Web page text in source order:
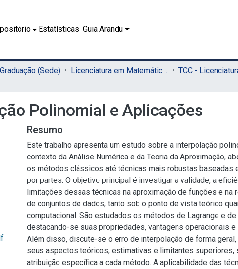
Estatísticas Guia Arandu
(Sede) Licenciatura em Matemática (Sede)
Polinomial e Aplicações
Resumo
Este trabalho apresenta um estudo sobre a interpolação
contexto da Análise Numérica e da Teoria da Aproximação,
os métodos clássicos até técnicas mais robustas baseadas
por partes. O objetivo principal é investigar a validade, a
limitações dessas técnicas na aproximação de funções e na
de conjuntos de dados, tanto sob o ponto de vista teórico
computacional. São estudados os métodos de Lagrange e de
destacando-se suas propriedades, vantagens operacionais
Além disso, discute-se o erro de interpolação de forma
seus aspectos teóricos, estimativas e limitantes superiores,
atribuição específica a cada método. A aplicabilidade das